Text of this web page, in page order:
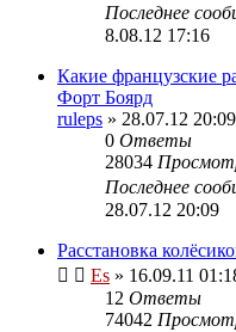
Последнее
8.08.12 17:16
Какие французские
Форт Боярд
ruleps » 28.07.12 20:09
0 Ответы
28034
Последнее
28.07.12 20:09
Расстановка
Es » 16.09.11
12 Ответы
74042